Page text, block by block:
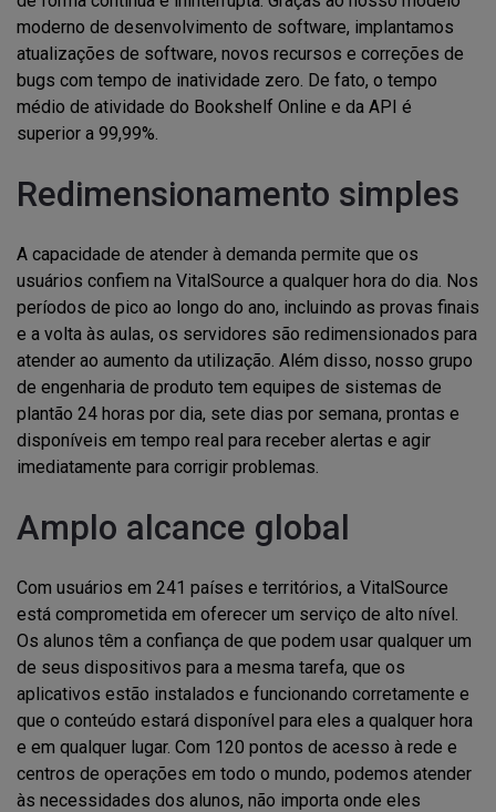
moderno de desenvolvimento de software, implantamos
atualizações de software, novos recursos e correções de
bugs com tempo de inatividade zero. De fato, o tempo
médio de atividade do Bookshelf Online e da API é
superior a 99,99%.
Redimensionamento simples
A capacidade de atender à demanda permite que os
usuários confiem na VitalSource a qualquer hora do dia. Nos
períodos de pico ao longo do ano, incluindo as provas finais
e a volta às aulas, os servidores são redimensionados para
atender ao aumento da utilização. Além disso, nosso grupo
de engenharia de produto tem equipes de sistemas de
plantão 24 horas por dia, sete dias por semana, prontas e
disponíveis em tempo real para receber alertas e agir
imediatamente para corrigir problemas.
Amplo alcance global
Com usuários em 241 países e territórios, a VitalSource
está comprometida em oferecer um serviço de alto nível.
Os alunos têm a confiança de que podem usar qualquer um
de seus dispositivos para a mesma tarefa, que os
aplicativos estão instalados e funcionando corretamente e
que o conteúdo estará disponível para eles a qualquer hora
e em qualquer lugar. Com 120 pontos de acesso à rede e
centros de operações em todo o mundo, podemos atender
às necessidades dos alunos, não importa onde eles